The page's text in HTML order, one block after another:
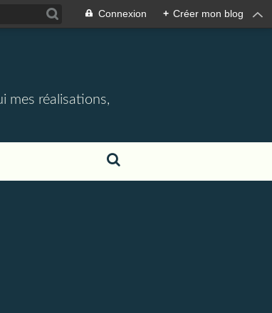
Connexion + Créer mon blog
mes réalisations,